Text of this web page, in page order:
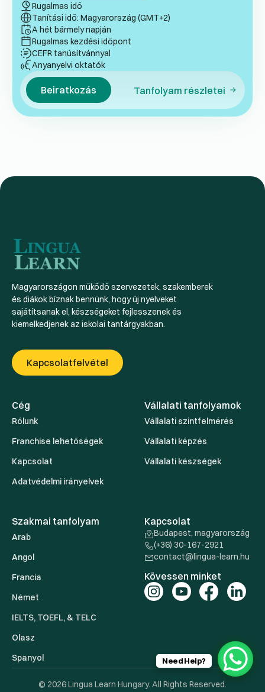
Rugalmas idő
Tanítási idő: Magyarország (GMT+2)
A hét bármely napján
Rugalmas kezdési időpont
CEFR tanúsítvánnyal
Anyanyelvi oktatók
Beiratkozás Tanfolyam részletei
Magyarországon működő szervezetek, szakemberek
és diákok bíznak bennünk, hogy új nyelveket
sajátítsanak el, készségeket fejlesszenek és
kiemelkedjenek az iskolai tantárgyakban.
Kapcsolatfelvétel
Cég
Rólunk
Franchise lehetőségek
Kapcsolat
Adatvédelmi irányelvek
Vállalati tanfolyamok
Vállalati szintfelmérés
Vállalati képzés
Vállalati készségek
Szakmai tanfolyam
Arab
Angol
Francia
Német
IELTS, TOEFL, & TELC
Olasz
Spanyol
Kapcsolat
Budapest, magyarország
(+36) 30-167-2921
contact@lingua-learn.hu
Kövessen minket
© 2026 Lingua Learn Hungary. All Rights Reserved.
Need Help?